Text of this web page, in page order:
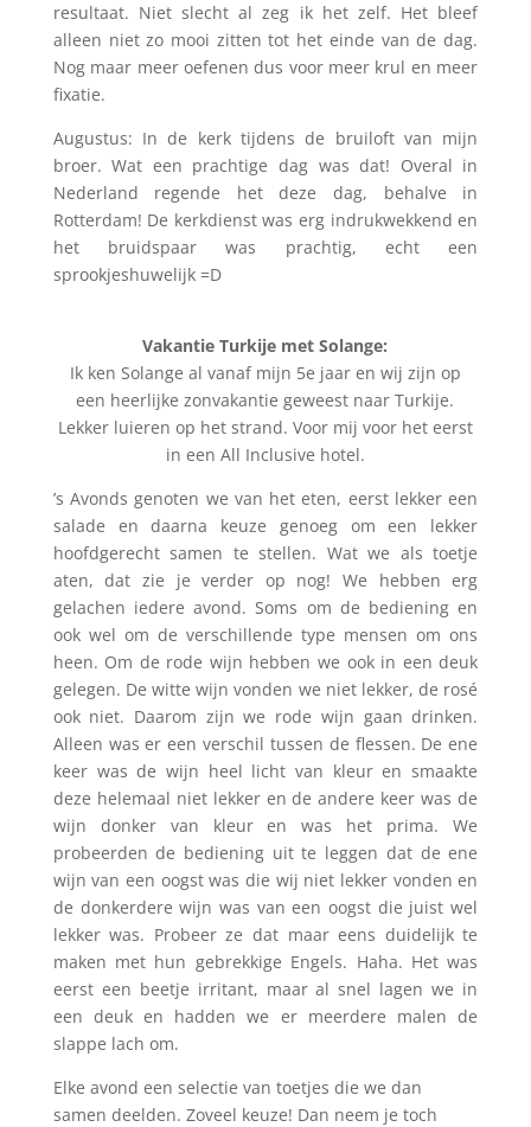
resultaat. Niet slecht al zeg ik het zelf. Het bleef
alleen niet zo mooi zitten tot het einde van de dag.
Nog maar meer oefenen dus voor meer krul en meer
fixatie.
Augustus: In de kerk tijdens de bruiloft van mijn
broer. Wat een prachtige dag was dat! Overal in
Nederland regende het deze dag, behalve in
Rotterdam! De kerkdienst was erg indrukwekkend en
het bruidspaar was prachtig, echt een
sprookjeshuwelijk =D
Vakantie Turkije met Solange:
Ik ken Solange al vanaf mijn 5e jaar en wij zijn op
een heerlijke zonvakantie geweest naar Turkije.
Lekker luieren op het strand. Voor mij voor het eerst
in een All Inclusive hotel.
’s Avonds genoten we van het eten, eerst lekker een
salade en daarna keuze genoeg om een lekker
hoofdgerecht samen te stellen. Wat we als toetje
aten, dat zie je verder op nog! We hebben erg
gelachen iedere avond. Soms om de bediening en
ook wel om de verschillende type mensen om ons
heen. Om de rode wijn hebben we ook in een deuk
gelegen. De witte wijn vonden we niet lekker, de rosé
ook niet. Daarom zijn we rode wijn gaan drinken.
Alleen was er een verschil tussen de flessen. De ene
keer was de wijn heel licht van kleur en smaakte
deze helemaal niet lekker en de andere keer was de
wijn donker van kleur en was het prima. We
probeerden de bediening uit te leggen dat de ene
wijn van een oogst was die wij niet lekker vonden en
de donkerdere wijn was van een oogst die juist wel
lekker was. Probeer ze dat maar eens duidelijk te
maken met hun gebrekkige Engels. Haha. Het was
eerst een beetje irritant, maar al snel lagen we in
een deuk en hadden we er meerdere malen de
slappe lach om.
Elke avond een selectie van toetjes die we dan
samen deelden. Zoveel keuze! Dan neem je toch